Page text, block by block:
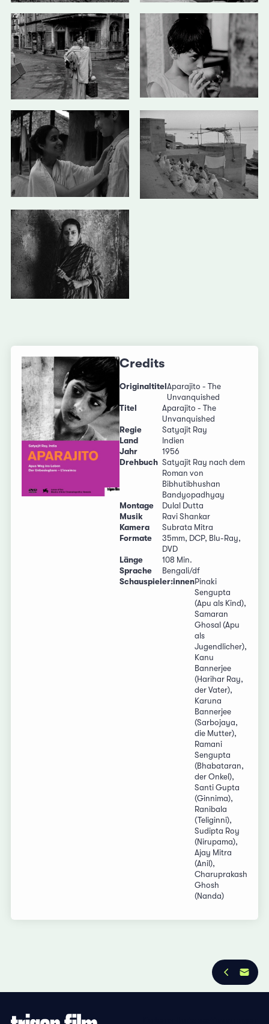
Credits
Originaltitel Aparajito - The
Unvanquished
Titel
Aparajito - The
Unvanquished
Regie
Satyajit Ray
Land
Indien
Jahr
1956
Drehbuch Satyajit Ray nach dem
Roman von
Bibhutibhushan
Bandyopadhyay
Montage
Dulal Dutta
Musik
Ravi Shankar
Kamera
Subrata Mitra
Formate
35mm, DCP, Blu-Ray,
DVD
Länge
108 Min.
Sprache
Bengali/df
Schauspieler:innenPinaki
Sengupta
(Apu als Kind),
Samaran
Ghosal (Apu
als
Jugendlicher),
Kanu
Bannerjee
(Harihar Ray,
der Vater),
Karuna
Bannerjee
(Sarbojaya,
die Mutter),
Ramani
Sengupta
(Bhabataran,
der Onkel),
Santi Gupta
(Ginnima),
Ranibala
(Teliginni),
Sudipta Roy
(Nirupama),
Ajay Mitra
(Anil),
Charuprakash
Ghosh
(Nanda)